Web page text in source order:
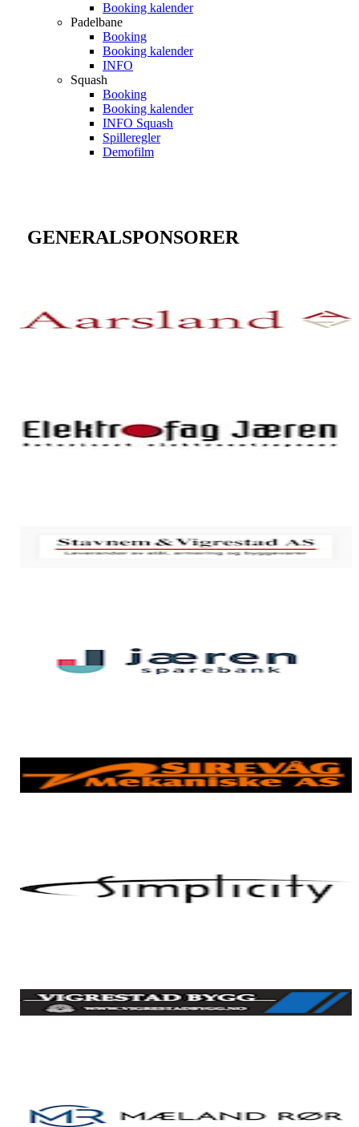
Booking kalender
Padelbane
Booking
Booking kalender
INFO
Squash
Booking
Booking kalender
INFO Squash
Spilleregler
Demofilm
GENERALSPONSORER